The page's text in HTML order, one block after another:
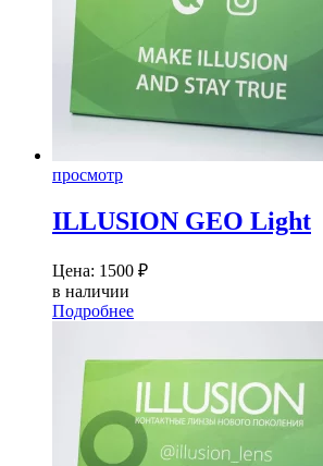
просмотр
ILLUSION GEO Light
Цена: 1500 ₽
в наличии
Подробнее